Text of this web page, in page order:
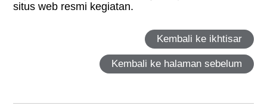
situs web resmi kegiatan.
Kembali ke ikhtisar
Kembali ke halaman sebelum